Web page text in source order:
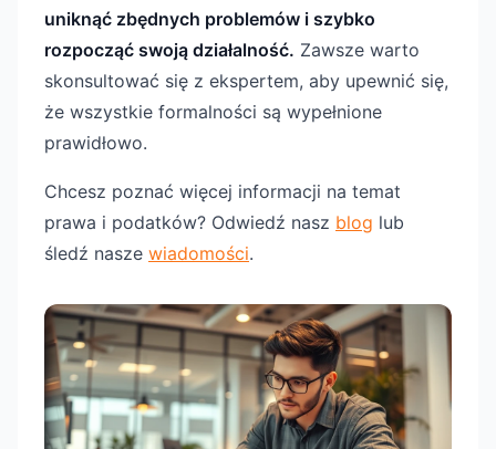
uniknąć zbędnych problemów i szybko
rozpocząć swoją działalność. Zawsze warto
skonsultować się z ekspertem, aby upewnić się,
że wszystkie formalności są wypełnione
prawidłowo.
Chcesz poznać więcej informacji na temat
prawa i podatków? Odwiedź nasz blog lub
śledź nasze wiadomości.